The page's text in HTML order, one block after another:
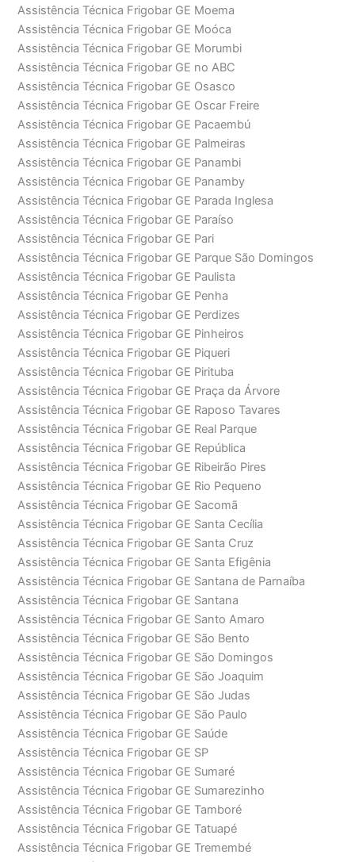
Assistência Técnica Frigobar GE Moema
Assistência Técnica Frigobar GE Moóca
Assistência Técnica Frigobar GE Morumbi
Assistência Técnica Frigobar GE no ABC
Assistência Técnica Frigobar GE Osasco
Assistência Técnica Frigobar GE Oscar Freire
Assistência Técnica Frigobar GE Pacaembú
Assistência Técnica Frigobar GE Palmeiras
Assistência Técnica Frigobar GE Panambi
Assistência Técnica Frigobar GE Panamby
Assistência Técnica Frigobar GE Parada Inglesa
Assistência Técnica Frigobar GE Paraíso
Assistência Técnica Frigobar GE Pari
Assistência Técnica Frigobar GE Parque São Domingos
Assistência Técnica Frigobar GE Paulista
Assistência Técnica Frigobar GE Penha
Assistência Técnica Frigobar GE Perdizes
Assistência Técnica Frigobar GE Pinheiros
Assistência Técnica Frigobar GE Piqueri
Assistência Técnica Frigobar GE Pirituba
Assistência Técnica Frigobar GE Praça da Árvore
Assistência Técnica Frigobar GE Raposo Tavares
Assistência Técnica Frigobar GE Real Parque
Assistência Técnica Frigobar GE República
Assistência Técnica Frigobar GE Ribeirão Pires
Assistência Técnica Frigobar GE Rio Pequeno
Assistência Técnica Frigobar GE Sacomã
Assistência Técnica Frigobar GE Santa Cecília
Assistência Técnica Frigobar GE Santa Cruz
Assistência Técnica Frigobar GE Santa Efigênia
Assistência Técnica Frigobar GE Santana de Parnaíba
Assistência Técnica Frigobar GE Santana
Assistência Técnica Frigobar GE Santo Amaro
Assistência Técnica Frigobar GE São Bento
Assistência Técnica Frigobar GE São Domingos
Assistência Técnica Frigobar GE São Joaquim
Assistência Técnica Frigobar GE São Judas
Assistência Técnica Frigobar GE São Paulo
Assistência Técnica Frigobar GE Saúde
Assistência Técnica Frigobar GE SP
Assistência Técnica Frigobar GE Sumaré
Assistência Técnica Frigobar GE Sumarezinho
Assistência Técnica Frigobar GE Tamboré
Assistência Técnica Frigobar GE Tatuapé
Assistência Técnica Frigobar GE Tremembé